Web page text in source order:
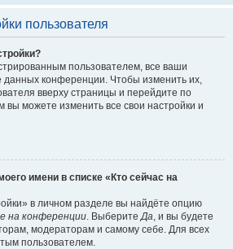
пользователя
пользователем, все ваши
данных конференции. Чтобы изменить их,
вверху страницы и перейдите по
вы можете изменить все свои настройки и
имени в списке «Кто сейчас на
в личном разделе вы найдёте опцию
на конференции. ВыберитеДа, и вы будете
модераторам и самому себе. Для всех
пользователем.